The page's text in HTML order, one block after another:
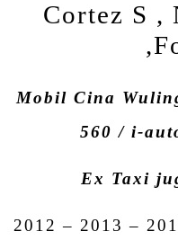
Cortez S ,
Mobil Cina
560 / i-
Ex Taxi
2012 – 2013 –